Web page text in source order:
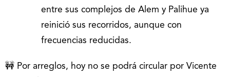
entre sus complejos de Alem y Palihue ya
reinició sus recorridos, aunque con
frecuencias reducidas.
🚧 Por arreglos, hoy no se podrá circular por Vicente